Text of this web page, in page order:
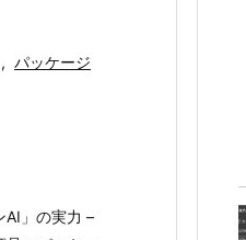
, パッケージ
AI」の実力 –